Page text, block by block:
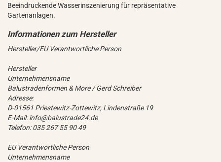
Beeindruckende Wasserinszenierung für repräsentative
Gartenanlagen.
Hersteller/EU Verantwortliche Person
Hersteller
Unternehmensname
Balustradenformen & More / Gerd Schreiber
Adresse:
D-01561 Priestewitz-Zottewitz, Lindenstraße 19
E-Mail: info@balustrade24.de
Telefon: 035 267 55 90 49
EU Verantwortliche Person
Unternehmensname